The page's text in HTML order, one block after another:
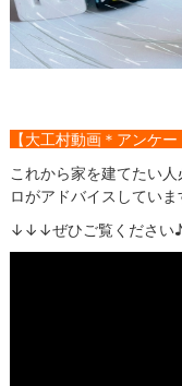
【大工村動画＊アンケ
これから家を建てたい
ロがアドバイスしていま
↓↓↓ぜひご覧ください